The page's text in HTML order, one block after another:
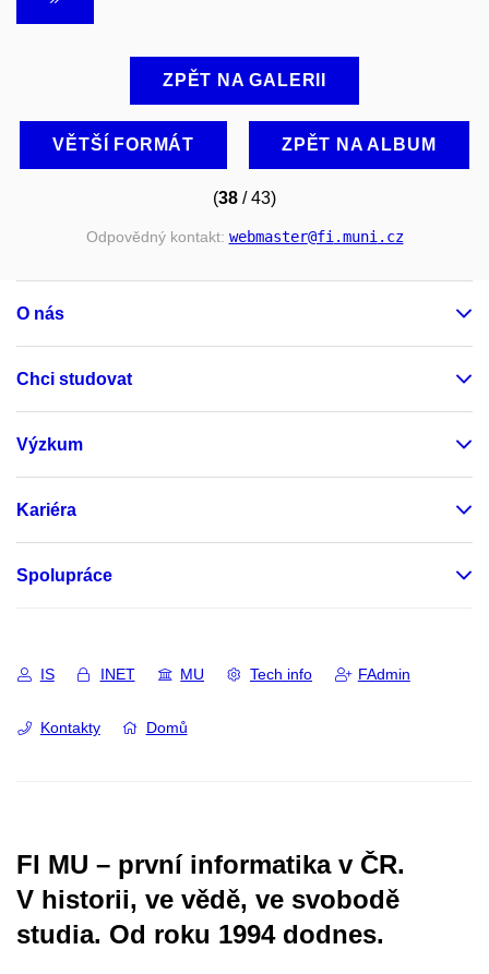
ZPĚT NA GALERII
VĚTŠÍ FORMÁT ZPĚT NA ALBUM
(38 / 43)
Odpovědný kontakt: webmaster@fi.muni.cz
O nás
Chci studovat
Výzkum
Kariéra
Spolupráce
IS INET MU Tech info FAdmin
Kontakty Domů
FI MU – první informatika v ČR.
V historii, ve vědě, ve svobodě
studia. Od roku 1994 dodnes.